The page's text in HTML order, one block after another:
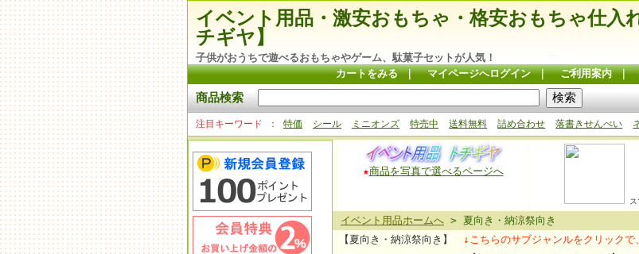
イベント用品・激安おもちゃ・格安おもちゃ仕入
チギヤ】
子供がおうちで遊べるおもちゃやゲーム、駄菓子セットが人気！
カートをみる｜ マイページへログイン｜ ご利用案内｜
商品検索
注目キーワード 特価 シール ミニオンズ 特売中 送料無料 詰め合わせ 落書きせんべい
★商品を写真で選べるページへ
ス
イベント用品ホームへ > 夏向き・納涼祭向き
【夏向き・納涼祭向き】
↓こちらのサブジャンルをクリックで